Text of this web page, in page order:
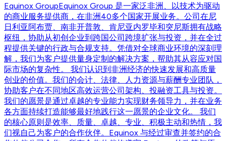
Equinox GroupEquinox Group 是一家泛非洲、以技术为驱动
的商业服务提供商，在非洲40多个国家开展业务。公司在尼
日利亚阿布贾、南非开普敦、肯尼亚内罗毕和突尼斯拥有战略
枢纽，协助从初创企业到跨国公司跨境扩张与投资，并在全过
程提供关键的行政与合规支持。凭借对全球商业环境的深刻理
解，我们为客户提供量身定制的解决方案，帮助其从容应对国
际市场的复杂性。 我们认识到非洲经济的快速发展和高质量
创业的价值。我们的会计、法律、人力资源与薪酬专业团队，
协助客户在不同地区高效运营公司架构、投融资工具与投资。
我们的愿景是通过卓越的专业能力实现财务领导力，并在业务
各方面持续打造能够最好地践行这一愿景的企业文化。 我们
的核心原则是效率、质量、卓越、专业、积极主动和热情，我
们视自己为客户的合作伙伴。Equinox 与经过审查并签约的合